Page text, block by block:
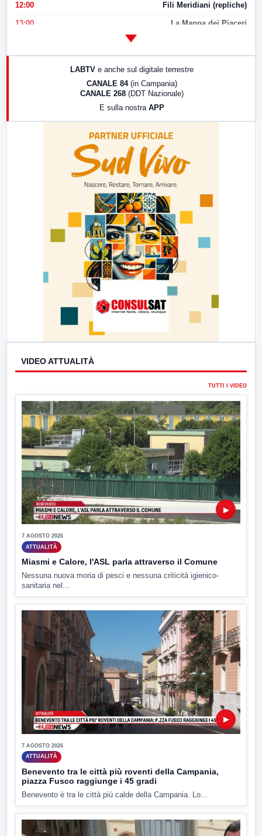
12:00 Fili Meridiani (repliche)
13:00 La Mappa dei Piaceri
LABTV e anche sul digitale terrestre
CANALE 84 (in Campania)
CANALE 268 (DDT Nazionale)
E sulla nostra APP
VIDEO ATTUALITÀ
TUTTI I VIDEO
▶
7 AGOSTO 2026
ATTUALITÀ
Miasmi e Calore, l'ASL parla attraverso il Comune
Nessuna nuova moria di pesci e nessuna criticità igienico-
sanitaria nel...
▶
7 AGOSTO 2026
ATTUALITÀ
Benevento tra le città più roventi della Campania,
piazza Fusco raggiunge i 45 gradi
Benevento è tra le città più calde della Campania. Lo...